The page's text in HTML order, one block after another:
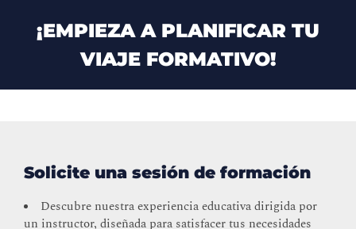
¡EMPIEZA A PLANIFICAR TU
VIAJE FORMATIVO!
Solicite una sesión de formación
Descubre nuestra experiencia educativa dirigida por
un instructor, diseñada para satisfacer tus necesidades